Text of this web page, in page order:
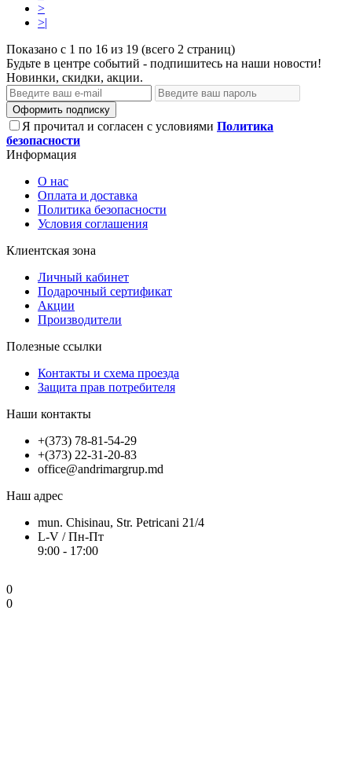
>
>|
Показано с 1 по 16 из 19 (всего 2 страниц)
Будьте в центре событий - подпишитесь на наши новости!
Новинки, скидки, акции.
Оформить подписку
Я прочитал и согласен с условиями Политика
безопасности
Информация
О нас
Оплата и доставка
Политика безопасности
Условия соглашения
Клиентская зона
Личный кабинет
Подарочный сертификат
Акции
Производители
Полезные ссылки
Контакты и схема проезда
Защита прав потребителя
Наши контакты
+(373) 78-81-54-29
+(373) 22-31-20-83
office@andrimargrup.md
Наш адрес
mun. Chisinau, Str. Petricani 21/4
L-V / Пн-Пт
9:00 - 17:00
0
0